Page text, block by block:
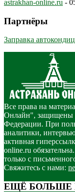
astrakhan-online.ru -
Партнёры
Заправка
Все права на
Онлайн", защищены
Федерации. При
аналитики,
активная
online.ru
только с
Свяжитесь с нами:
ЕЩЁ БОЛЬШЕ